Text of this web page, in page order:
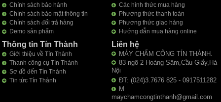
Chính sách bảo hành
Chính sách bảo mật thông tin
Chính sách đổi trả hàng
Demo sản phẩm
Các hình thức mua hàng
Phương thức thanh toán
Phương thức giao hàng
Hướng dẫn mua hàng online
Thông tin Tín Thành
Giới thiệu về Tín Thành
Thanh công cụ Tín Thành
Sơ đồ đến Tín Thành
Tin tức Tín Thành
Liên hệ
MÁY CHẤM CÔNG TÍN THÀNH.
83 ngõ 2 Hoàng Sâm,Cầu Giấy,Hà
Nội
ĐT: (024)3.7676 825 - 0917511282
M:
maychamcongtinthanh@gmail.com